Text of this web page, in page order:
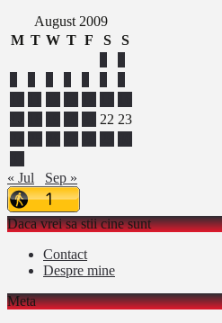
August 2009
M T W T F S
S
22 23
« Jul
Sep »
Daca vrei sa stii cine sunt
Contact
Despre mine
Meta